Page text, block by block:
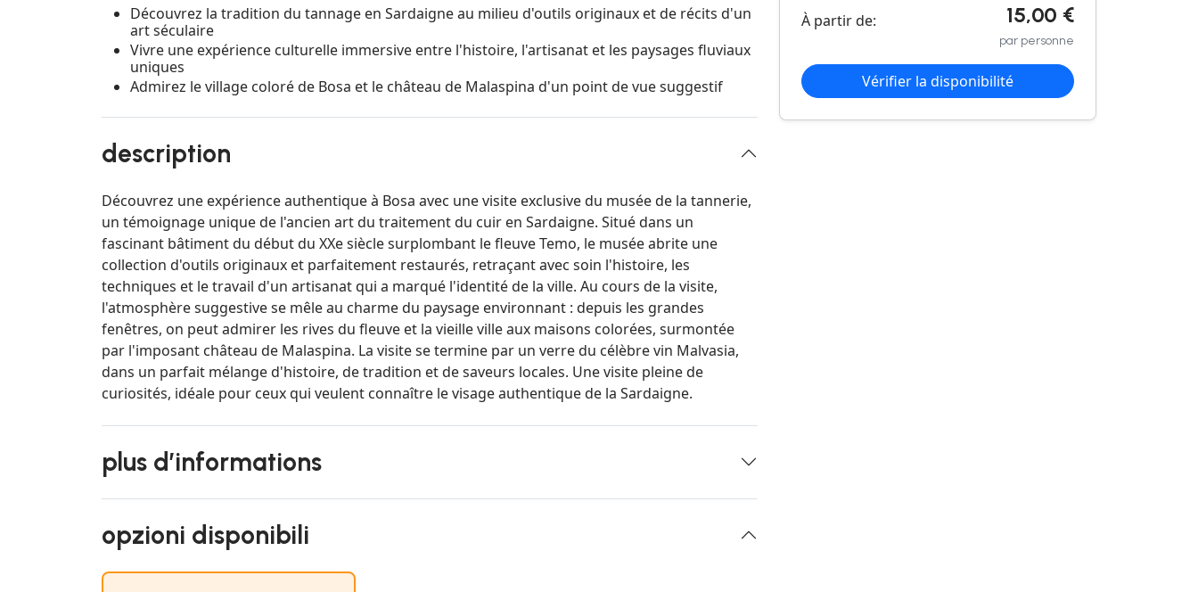
Découvrez la tradition du tannage en Sardaigne au milieu d'outils originaux et de récits d'un
art séculaire
Vivre une expérience culturelle immersive entre l'histoire, l'artisanat et les paysages fluviaux
uniques
Admirez le village coloré de Bosa et le château de Malaspina d'un point de vue suggestif
description
Découvrez une expérience authentique à Bosa avec une visite exclusive du musée de la tannerie,
un témoignage unique de l'ancien art du traitement du cuir en Sardaigne. Situé dans un
fascinant bâtiment du début du XXe siècle surplombant le fleuve Temo, le musée abrite une
collection d'outils originaux et parfaitement restaurés, retraçant avec soin l'histoire, les
techniques et le travail d'un artisanat qui a marqué l'identité de la ville. Au cours de la visite,
l'atmosphère suggestive se mêle au charme du paysage environnant : depuis les grandes
fenêtres, on peut admirer les rives du fleuve et la vieille ville aux maisons colorées, surmontée
par l'imposant château de Malaspina. La visite se termine par un verre du célèbre vin Malvasia,
dans un parfait mélange d'histoire, de tradition et de saveurs locales. Une visite pleine de
curiosités, idéale pour ceux qui veulent connaître le visage authentique de la Sardaigne.
plus d’informations
opzioni disponibili
À partir de: 15,00 €
par personne
Vérifier la disponibilité